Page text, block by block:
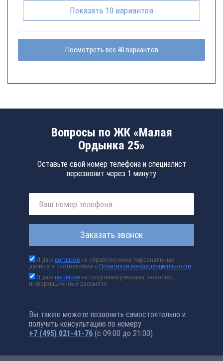
Показать 10 вариантов
Посмотреть все 40 вариантов
Вопросы по ЖК «Малая
Ордынка 25»
Оставьте свой номер телефона и специалист
перезвонит через 1 минуту
Заказать звонок
Я даюсогласие на обработку моих персональных
данных в соответствии сПолитикой конфиденциальности
Я даюсогласие на получение рекламы, новостей,
информационных рассылок
Вы также можете позвонить самостоятельно и
получить консультацию по номеру
+7 (495) 021-41-76 (с 09:00 до 21:00)